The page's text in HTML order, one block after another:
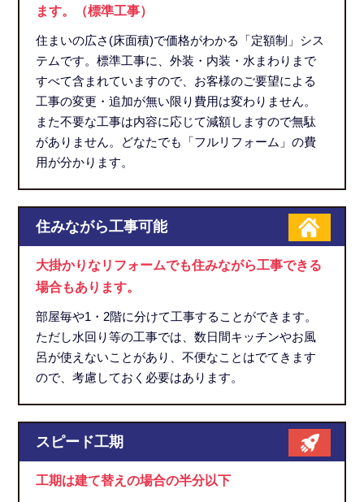
ます。（標準工事）
住まいの広さ(床面積)で価格がわかる「定額制」シス
テムです。標準工事に、外装・内装・水まわりまで
すべて含まれていますので、お客様のご要望による
工事の変更・追加が無い限り費用は変わりません。
また不要な工事は内容に応じて減額しますので無駄
がありません。どなたでも「フルリフォーム」の費
用が分かります。
住みながら工事可能
大掛かりなリフォームでも住みながら工事できる
場合もあります。
部屋毎や1・2階に分けて工事することができます。
ただし水回り等の工事では、数日間キッチンやお風
呂が使えないことがあり、不便なことはでてきます
ので、考慮しておく必要はあります。
スピード工期
工期は建て替えの場合の半分以下